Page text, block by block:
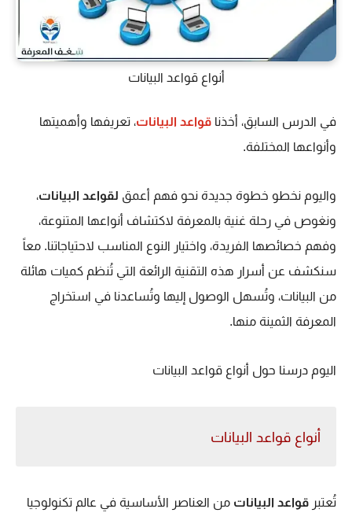
أنواع قواعد البيانات
في الدرس السابق، أخذنا قواعد البيانات، تعريفها وأهميتها
وأنواعها المختلفة.
واليوم نخطو خطوة جديدة نحو فهم أعمق لقواعد البيانات،
ونغوص في رحلة غنية بالمعرفة لاكتشاف أنواعها المتنوعة،
وفهم خصائصها الفريدة، واختيار النوع المناسب لاحتياجاتنا. معاً
سنكشف عن أسرار هذه التقنية الرائعة التي تُنظم كميات هائلة
من البيانات، وتُسهل الوصول إليها وتُساعدنا في استخراج
المعرفة الثمينة منها.
اليوم درسنا حول أنواع قواعد البيانات
أنواع قواعد البيانات
تُعتبر قواعد البيانات من العناصر الأساسية في عالم تكنولوجيا